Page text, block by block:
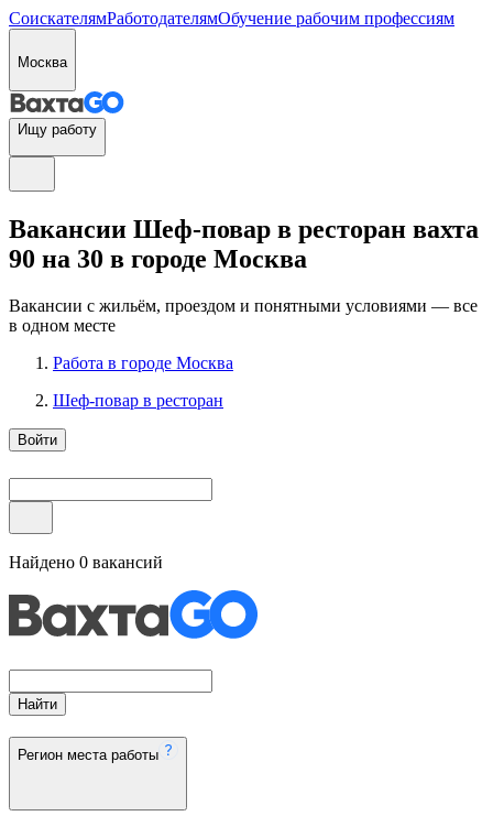
СоискателямРаботодателямОбучение рабочим профессиям
Москва
Ищу работу
Вакансии Шеф-повар в ресторан вахта
90 на 30 в городе Москва
Вакансии с жильём, проездом и понятными условиями — все
в одном месте
Работа в городе Москва
Шеф-повар в ресторан
Войти
Найдено 0 вакансий
Найти
Регион места работы